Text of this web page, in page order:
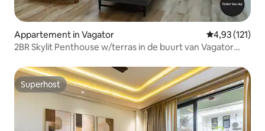
Appartement in Vagator Gemiddelde
4,93 (121)
2BR Skylit Penthouse w/terras in de buurt van Vagator
Superhost
Superhost